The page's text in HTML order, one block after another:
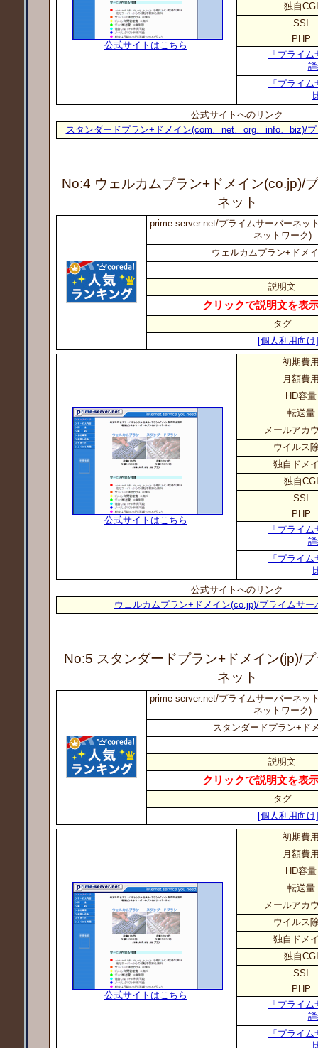
公式サイトはこちら
独自CGI
SSI
PHP
「プライ
「プライ
公式サイトへのリンク
スタンダードプラン+ドメイン(com、net、org、info、biz)/
No:4 ウェルカムプラン+ドメイン(co.jp)/
ネット
prime-server.net/プライムサーバーネッ
ネットワーク)
ウェルカムプラン+ドメ
説明文
クリックで説明文を表
タグ
[個人利用向け]
公式サイトはこちら
初期費
月額費
HD容量
転送量
メールアカ
ウイルス
独自ドメ
独自CGI
SSI
PHP
「プライ
「プライ
公式サイトへのリンク
ウェルカムプラン+ドメイン(co.jp)/プライムサー
No:5 スタンダードプラン+ドメイン(jp)/
ネット
prime-server.net/プライムサーバーネッ
ネットワーク)
スタンダードプラン+ド
説明文
クリックで説明文を表
タグ
[個人利用向け]
公式サイトはこちら
初期費
月額費
HD容量
転送量
メールアカ
ウイルス
独自ドメ
独自CGI
SSI
PHP
「プライ
「プライ